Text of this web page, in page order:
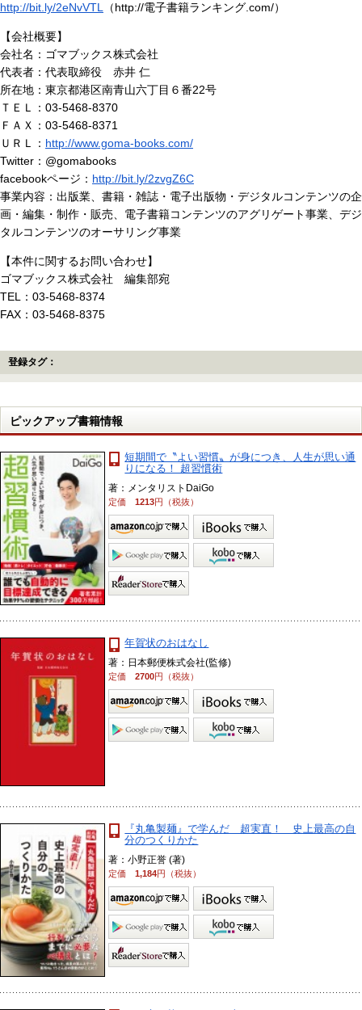
http://bit.ly/2eNvVTL
（http://電子書籍ランキング.com/）
【会社概要】
会社名：ゴマブックス株式会社
代表者：代表取締役 赤井 仁
所在地：東京都港区南青山六丁目６番22号
ＴＥＬ：03-5468-8370
ＦＡＸ：03-5468-8371
ＵＲＬ： http://www.goma-books.com/
Twitter：@gomabooks
facebookページ： http://bit.ly/2zvgZ6C
事業内容：出版業、書籍・雑誌・電子出版物・デジタルコンテンツの企
画・編集・制作・販売、電子書籍コンテンツのアグリゲート事業、デジ
タルコンテンツのオーサリング事業
【本件に関するお問い合わせ】
ゴマブックス株式会社 編集部宛
TEL：03-5468-8374
FAX：03-5468-8375
登録タグ：
ピックアップ書籍情報
短期間で〝よい習慣〟が身につき、人生が思い通
りになる！ 超習慣術
著：メンタリストDaiGo
定価1213円（税抜）
年賀状のおはなし
著：日本郵便株式会社(監修)
定価2700円（税抜）
『丸亀製麺』で学んだ 超実直！ 史上最高の自
分のつくりかた
著：小野正誉 (著)
定価1,184円（税抜）